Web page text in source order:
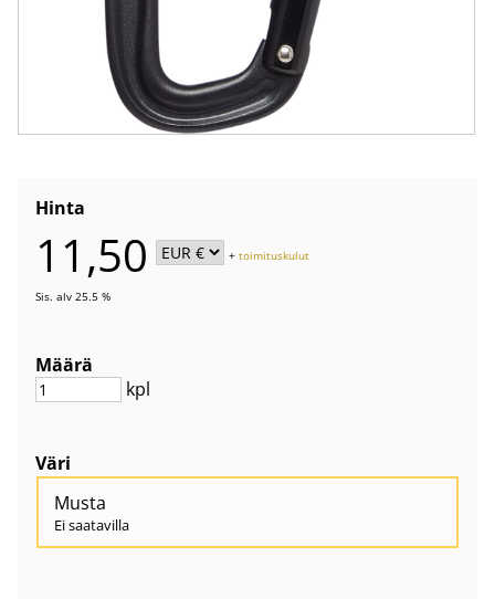
Hinta
11,50 +toimituskulut
Sis. alv 25.5 %
Määrä
kpl
Väri
Musta
Ei saatavilla